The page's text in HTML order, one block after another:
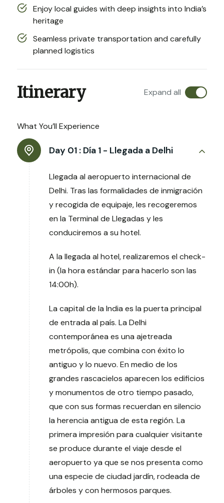
Enjoy local guides with deep insights into India’s
heritage
Seamless private transportation and carefully
planned logistics
Itinerary Expand all
What You’ll Experience
Day 01 : Día 1 - Llegada a Delhi
Llegada al aeropuerto internacional de
Delhi. Tras las formalidades de inmigración
y recogida de equipaje, les recogeremos
en la Terminal de Llegadas y les
conduciremos a su hotel.
A la llegada al hotel, realizaremos el check-
in (la hora estándar para hacerlo son las
14:00h).
La capital de la India es la puerta principal
de entrada al país. La Delhi
contemporánea es una ajetreada
metrópolis, que combina con éxito lo
antiguo y lo nuevo. En medio de los
grandes rascacielos aparecen los edificios
y monumentos de otro tiempo pasado,
que con sus formas recuerdan en silencio
la herencia antigua de esta región. La
primera impresión para cualquier visitante
se produce durante el viaje desde el
aeropuerto ya que se nos presenta como
una especie de ciudad jardín, rodeada de
árboles y con hermosos parques.